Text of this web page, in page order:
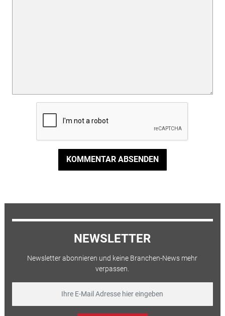
KOMMENTAR ABSENDEN
NEWSLETTER
Newsletter abonnieren und keine Branchen-News mehr
verpassen.